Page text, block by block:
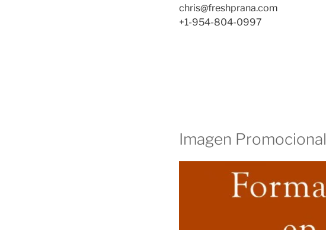
chris@freshprana.com
+1-954-804-0997
Imagen Promocional